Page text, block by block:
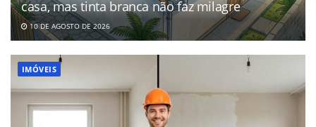
casa, mas tinta branca não faz milagre
10 DE AGOSTO DE 2026
IMÓVEIS